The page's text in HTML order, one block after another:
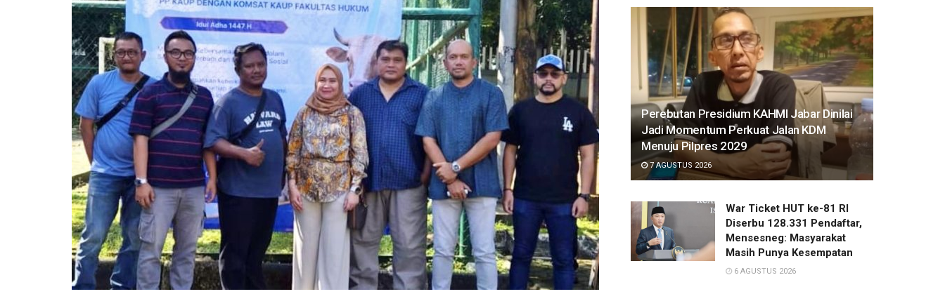
Perebutan Presidium KAHMI Jabar Dinilai
Jadi Momentum Perkuat Jalan KDM
Menuju Pilpres 2029
7 AGUSTUS 2026
War Ticket HUT ke-81 RI
Diserbu 128.331 Pendaftar,
Mensesneg: Masyarakat
Masih Punya Kesempatan
6 AGUSTUS 2026